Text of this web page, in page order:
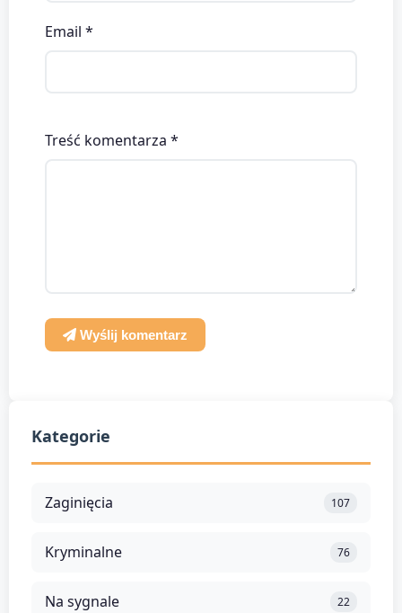
Email *
Treść komentarza *
Wyślij komentarz
Kategorie
Zaginięcia 107
Kryminalne 76
Na sygnale 22